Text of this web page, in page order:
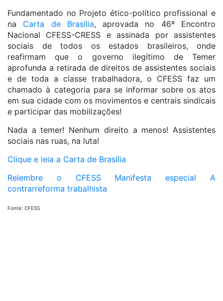
Fundamentado no Projeto ético-político profissional e
na Carta de Brasília, aprovada no 46º Encontro
Nacional CFESS-CRESS e assinada por assistentes
sociais de todos os estados brasileiros, onde
reafirmam que o governo ilegítimo de Temer
aprofunda a retirada de direitos de assistentes sociais
e de toda a classe trabalhadora, o CFESS faz um
chamado à categoria para se informar sobre os atos
em sua cidade com os movimentos e centrais sindicais
e participar das mobilizações!
Nada a temer! Nenhum direito a menos! Assistentes
sociais nas ruas, na luta!
Clique e leia a Carta de Brasília
Relembre o CFESS Manifesta especial A
contrarreforma trabalhista
Fonte: CFESS